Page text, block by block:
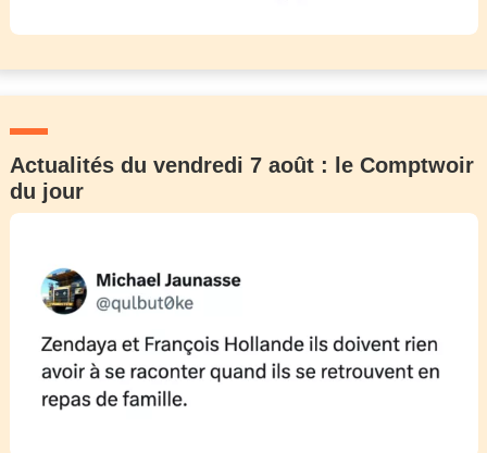
Actualités du vendredi 7 août : le Comptwoir
du jour